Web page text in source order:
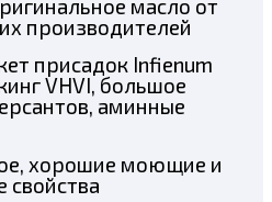
масло от
производителей
присадок Infienum
VHVI, большое
аминные
хорошие моющие и